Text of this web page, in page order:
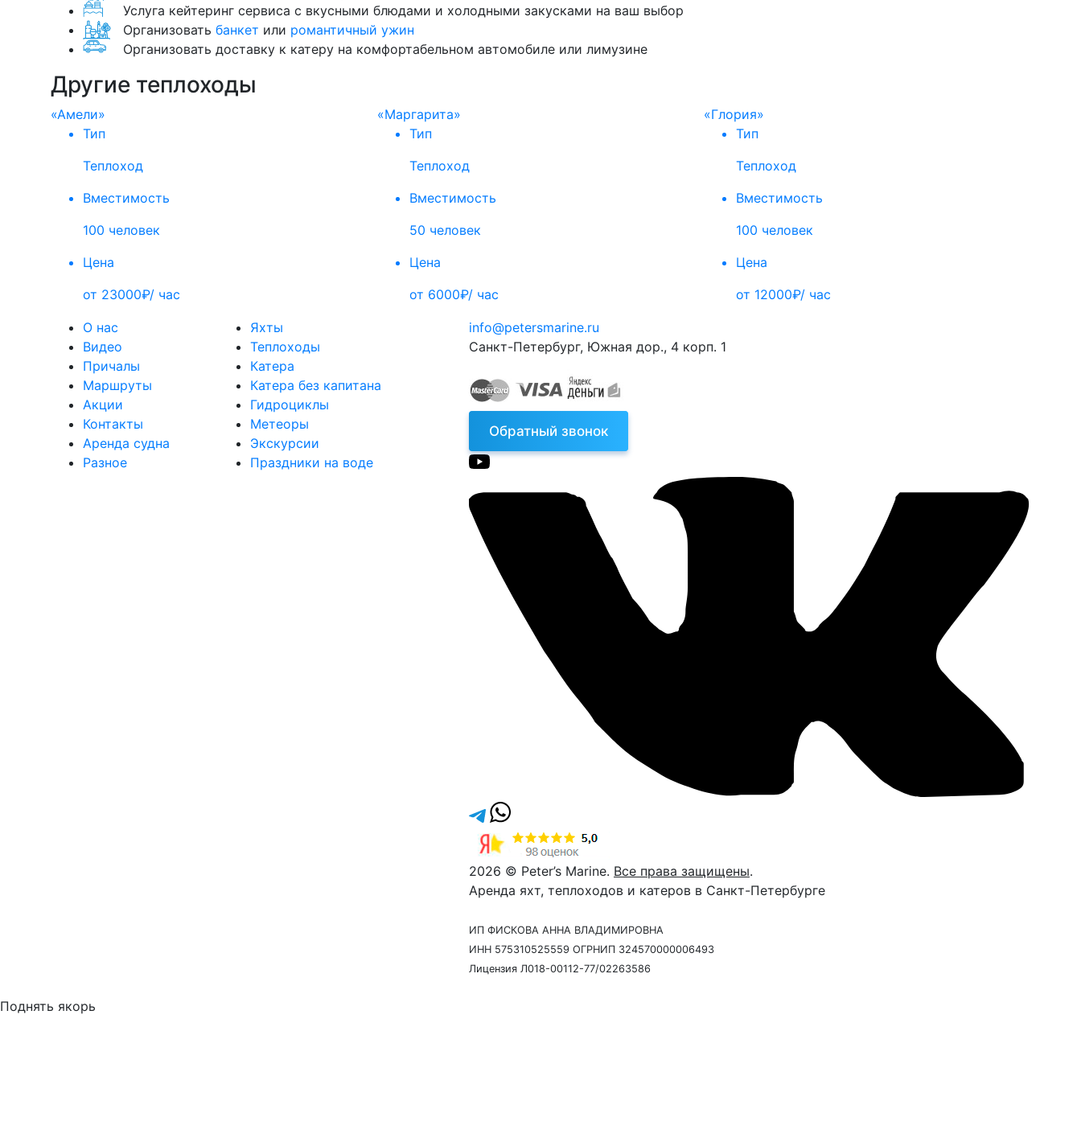
Услуга кейтеринг сервиса с вкусными блюдами и холодными закусками на ваш выбор
Организовать банкет или романтичный ужин
Организовать доставку к катеру на комфортабельном автомобиле или лимузине
Другие теплоходы
«Амели»
Тип
Теплоход
Вместимость
100 человек
Цена
от 23000₽/ час
«Маргарита»
Тип
Теплоход
Вместимость
50 человек
Цена
от 6000₽/ час
«Глория»
Тип
Теплоход
Вместимость
100 человек
Цена
от 12000₽/ час
О нас
Видео
Причалы
Маршруты
Акции
Контакты
Аренда судна
Разное
Яхты
Теплоходы
Катера
Катера без капитана
Гидроциклы
Метеоры
Экскурсии
Праздники на воде
info@petersmarine.ru
Санкт-Петербург, Южная дор., 4 корп. 1
Обратный звонок
2026 © Peter’s Marine. Все права защищены.
Аренда яхт, теплоходов и катеров в Санкт-Петербурге
ИП ФИСКОВА АННА ВЛАДИМИРОВНА
ИНН 575310525559 ОГРНИП 324570000006493
Лицензия Л018-00112-77/02263586
Поднять якорь